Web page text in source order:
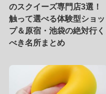
のスクイーズ専門店3選！
触って選べる体験型ショッ
プ＆原宿・池袋の絶対行く
べき名所まとめ